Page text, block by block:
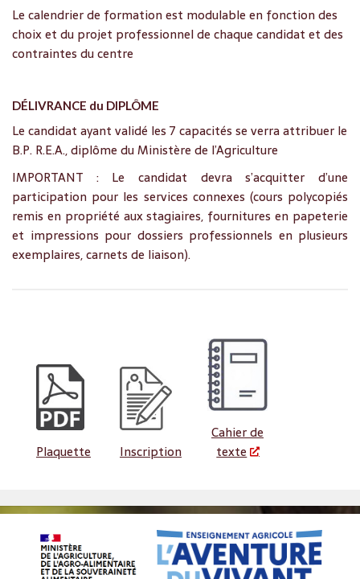
Le calendrier de formation est modulable en fonction des
choix et du projet professionnel de chaque candidat et des
contraintes du centre
DÉLIVRANCE du DIPLÔME
Le candidat ayant validé les 7 capacités se verra attribuer le
B.P. R.E.A., diplôme du Ministère de l’Agriculture
IMPORTANT : Le candidat devra s’acquitter d’une
participation pour les services connexes (cours polycopiés
remis en propriété aux stagiaires, fournitures en papeterie
et impressions pour dossiers professionnels en plusieurs
exemplaires, carnets de liaison).
Plaquette Inscription
Cahier de
texte